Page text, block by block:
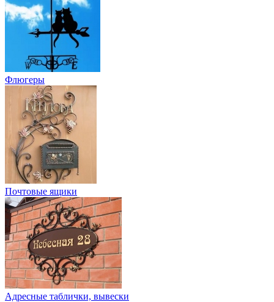
Флюгеры
Почтовые ящики
Адресные таблички, вывески